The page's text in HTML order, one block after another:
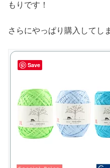
もりです！
さらにやっぱり購入してし
Save